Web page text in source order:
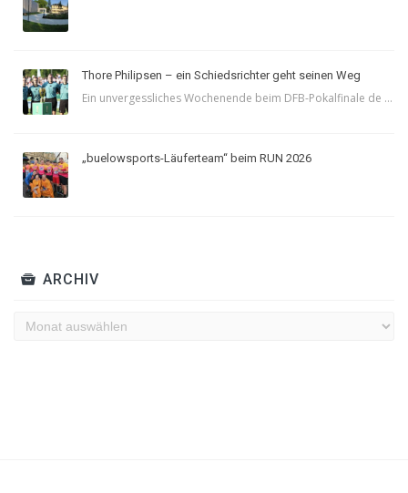
Thore Philipsen – ein Schiedsrichter geht seinen Weg
Ein unvergessliches Wochenende beim DFB-Pokalfinale de ...
„buelowsports-Läuferteam“ beim RUN 2026
ARCHIV
Archiv